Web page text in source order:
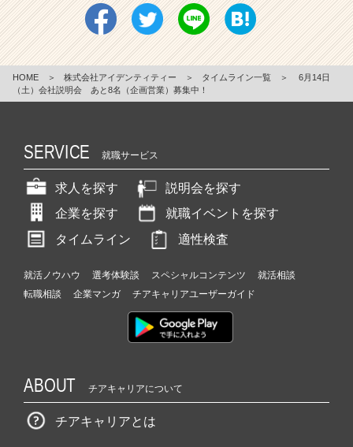
HOME ＞ 株式会社アイデンティティー ＞ タイムライン一覧 ＞
6月14日
（土）会社説明会 あと8名（企画営業）募集中！
SERVICE 就職サービス
求人を探す
説明会を探す
企業を探す
就職イベントを探す
タイムライン
適性検査
就活ノウハウ 選考体験談 スペシャルコンテンツ
就活相談
転職相談
企業マンガ チアキャリアユーザーガイド
ABOUT チアキャリアについて
チアキャリアとは